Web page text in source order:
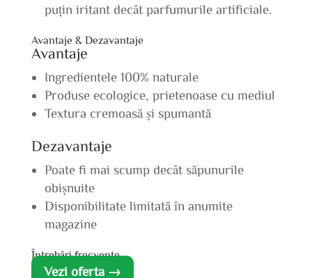
puțin iritant decât parfumurile artificiale.
Avantaje & Dezavantaje
Avantaje
Ingredientele 100% naturale
Produse ecologice, prietenoase cu mediul
Textura cremoasă și spumantă
Dezavantaje
Poate fi mai scump decât săpunurile
obișnuite
Disponibilitate limitată în anumite
magazine
Întrebări frecvente
Vezi oferta →